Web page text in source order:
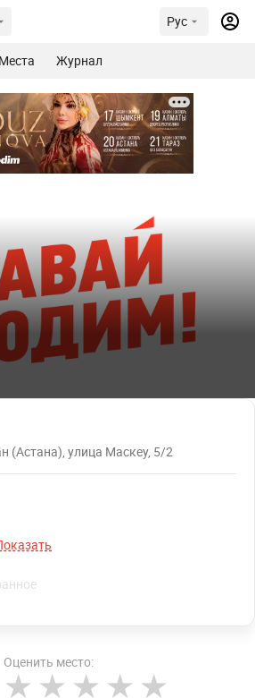
Рус
Места Журнал
(Астана), улица Маскеу, 5/2
Оценить место: